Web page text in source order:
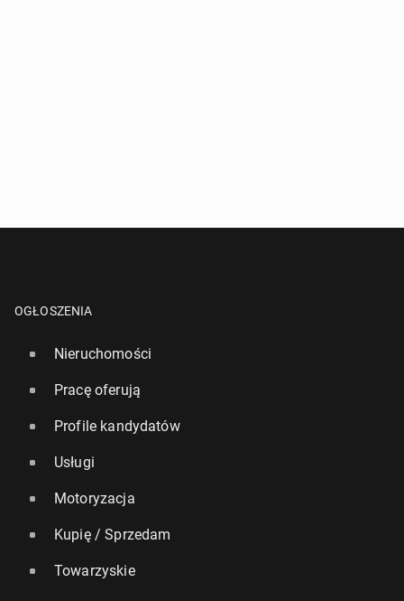
OGŁOSZENIA
Nieruchomości
Pracę oferują
Profile kandydatów
Usługi
Motoryzacja
Kupię / Sprzedam
Towarzyskie